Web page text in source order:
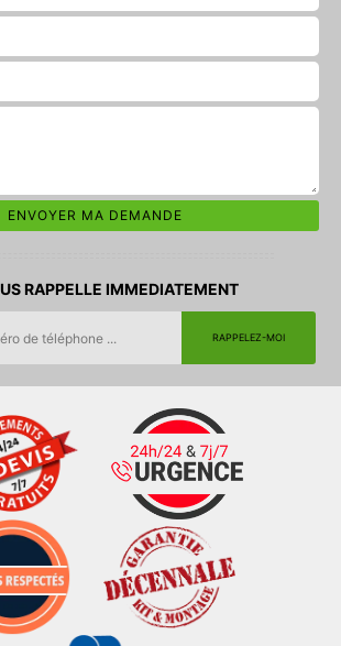
RAPPELLE IMMEDIATEMENT